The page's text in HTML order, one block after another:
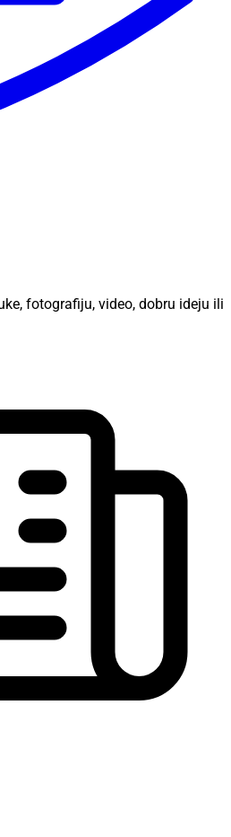
fotografiju, video, dobru ideju ili